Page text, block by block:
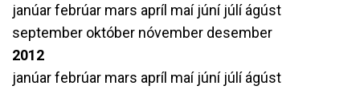
janúarfebrúar mars apríl maí júní júlíágúst
september október nóvember desember
2012
janúarfebrúar mars apríl maí júní júlíágúst